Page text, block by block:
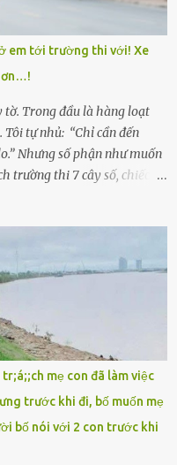
gái: Mai, Lan và Hương – ba
sau này như hoa mai nở
cũng cần đất màu, mà nhà
đó, Trí đỗ Đại học Bách
em tới trường thi với! Xe
ơn…!
tờ. Trong đầu là hàng loạt
tự nhủ: “Chỉ cần đến
Nhưng số phận như muốn
trường thi 7 cây số, chiếc xe
quên mang theo! Giữa con
loạn vẫy tay xin đi nhờ. –
cháu đi nhờ với! – Cô ơi,
Người thì lắc đầu. Người
Tôi gào lên giữa đường
30 phút nữa. Trong đầu
quăng xe vào vệ đường,
lô và chạy . Chạy miết.
mẹ con đã làm việc
trước khi đi, bố muốn mẹ
bố nói với 2 con trước khi